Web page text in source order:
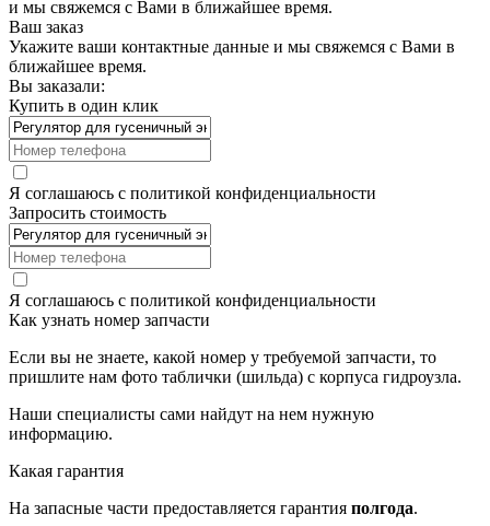
и мы свяжемся с Вами в ближайшее время.
Ваш заказ
Укажите ваши контактные данные и мы свяжемся с Вами в
ближайшее время.
Вы заказали:
Купить в один клик
Я соглашаюсь с политикой конфиденциальности
Запросить стоимость
Я соглашаюсь с политикой конфиденциальности
Как узнать номер запчасти
Если вы не знаете, какой номер у требуемой запчасти, то
пришлите нам фото таблички (шильда) с корпуса гидроузла.
Наши специалисты сами найдут на нем нужную
информацию.
Какая гарантия
На запасные части предоставляется гарантия полгода.